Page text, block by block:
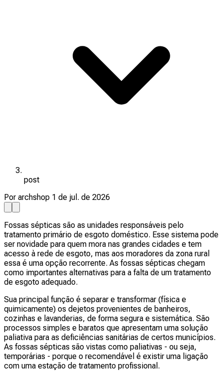
post
Por archshop 1 de jul. de 2026
Fossas sépticas são as unidades responsáveis pelo
tratamento primário de esgoto doméstico. Esse sistema pode
ser novidade para quem mora nas grandes cidades e tem
acesso à rede de esgoto, mas aos moradores da zona rural
essa é uma opção recorrente. As fossas sépticas chegam
como importantes alternativas para a falta de um tratamento
de esgoto adequado.
Sua principal função é separar e transformar (física e
quimicamente) os dejetos provenientes de banheiros,
cozinhas e lavanderias, de forma segura e sistemática. São
processos simples e baratos que apresentam uma solução
paliativa para as deficiências sanitárias de certos municípios.
As fossas sépticas são vistas como paliativas - ou seja,
temporárias - porque o recomendável é existir uma ligação
com uma estação de tratamento profissional.